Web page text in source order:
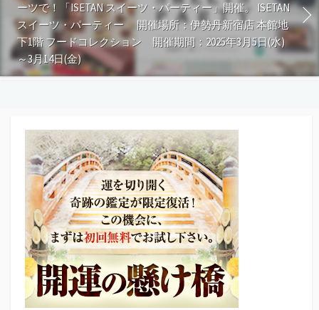
ーツで！「ISETAN スイーツ・パーティー」開催。 ISETAN
スイーツ・パーティー 開催場所：伊勢丹新宿店 本館地
下1階 フードコレクション 開催期間：2025年3月5日(水)
～3月14日(金)